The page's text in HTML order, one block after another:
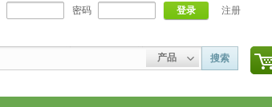
密码 登录 注册
产品 搜索